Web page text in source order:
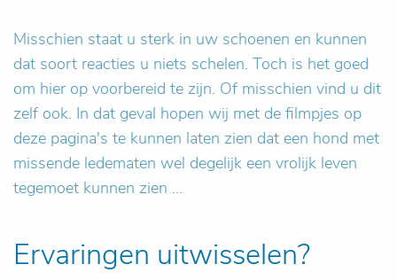
Misschien staat u sterk in uw schoenen en kunnen
dat soort reacties u niets schelen. Toch is het goed
om hier op voorbereid te zijn. Of misschien vind u dit
zelf ook. In dat geval hopen wij met de filmpjes op
deze pagina's te kunnen laten zien dat een hond met
missende ledematen wel degelijk een vrolijk leven
tegemoet kunnen zien ...
Ervaringen uitwisselen?